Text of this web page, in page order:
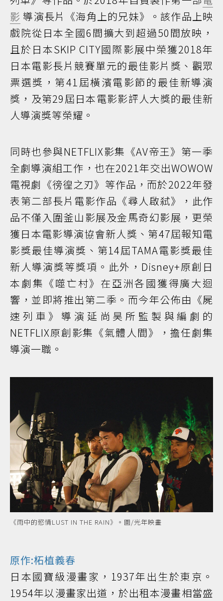
影 導演長片《海角上的兄妹》。該作品上映
戲院從日本全國6間擴大到超過50間放映，
且於日本SKIP CITY國際影展中榮獲2018年
日本電影長片競賽單元的最佳影片獎、觀眾
票選獎，第41屆橫濱電影節的最佳新導演
獎，及第29屆日本電影影評人大獎的最佳新
人導演獎等榮耀。
同時也參與NETFLIX影集《AV帝王》第一季
全劇導演組工作，也在2021年交出WOWOW
電視劇《徬徨之刃》等作品，而於2022年發
表第二部長片電影作品《尋人啟弒》，此作
品不僅入圍釜山影展及金馬奇幻影展，更榮
獲日本電影導演協會新人獎、第47屆報知電
影獎最佳導演獎、第14屆TAMA電影獎最佳
新人導演獎等獎項。此外，Disney+原創日
本劇集《噬亡村》在亞洲各國獲得廣大迴
響，並即將推出第二季。而今年公佈由《屍
速列車》導演延尚昊所監製與編劇的
NETFLIX原創影集《氣體人間》，擔任劇集
導演一職。
《雨中的慾情LUST IN THE RAIN》。圖/光年映畫
原作:柘植義春
日本國寶級漫畫家，1937年出生於東京。
1954年以漫畫家出道，於出租本漫畫相當盛